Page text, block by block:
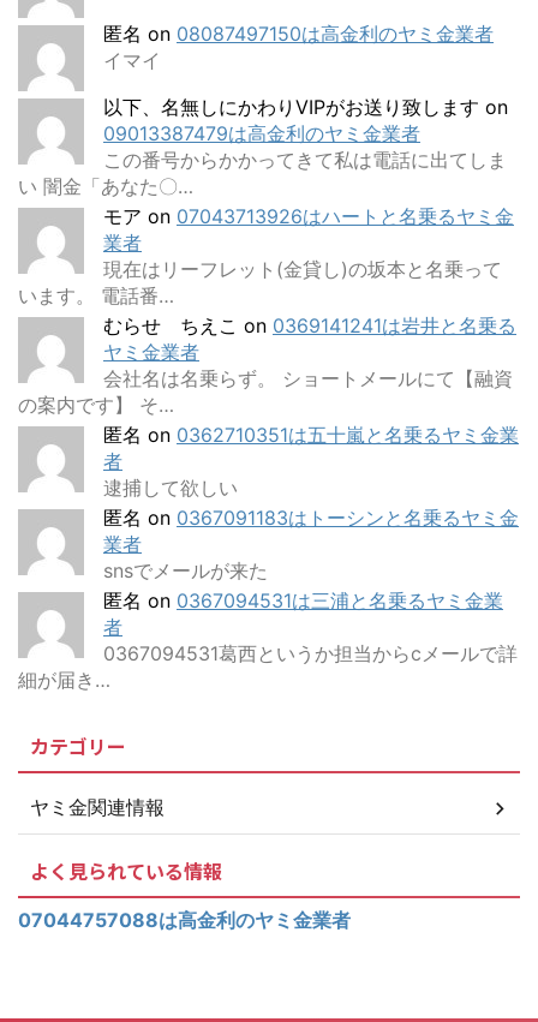
匿名 on 08087497150は高金利のヤミ金業者
イマイ
以下、名無しにかわりVIPがお送り致します on
09013387479は高金利のヤミ金業者
この番号からかかってきて私は電話に出てしま
い 闇金「あなた〇…
モア on 07043713926はハートと名乗るヤミ金
業者
現在はリーフレット(金貸し)の坂本と名乗って
います。 電話番…
むらせ ちえこ on 0369141241は岩井と名乗る
ヤミ金業者
会社名は名乗らず。 ショートメールにて【融資
の案内です】 そ…
匿名 on 0362710351は五十嵐と名乗るヤミ金業
者
逮捕して欲しい
匿名 on 0367091183はトーシンと名乗るヤミ金
業者
snsでメールが来た
匿名 on 0367094531は三浦と名乗るヤミ金業
者
0367094531葛西というか担当からcメールで詳
細が届き…
カテゴリー
ヤミ金関連情報
よく見られている情報
07044757088は高金利のヤミ金業者